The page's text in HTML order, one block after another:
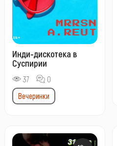
Инди-дискотека в
Суспирии
37
0
Вечеринки